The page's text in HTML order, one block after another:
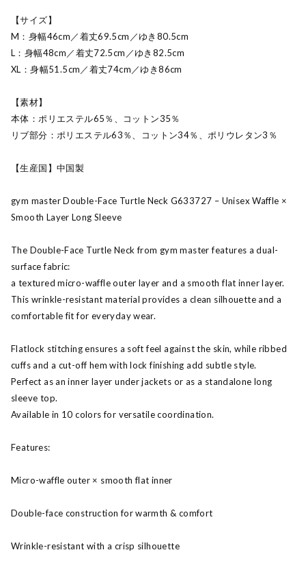
【サイズ】
M：身幅46cm／着丈69.5cm／ゆき80.5cm
L：身幅48cm／着丈72.5cm／ゆき82.5cm
XL：身幅51.5cm／着丈74cm／ゆき86cm
【素材】
本体：ポリエステル65％、コットン35％
リブ部分：ポリエステル63％、コットン34％、ポリウレタン3％
【生産国】中国製
gym master Double-Face Turtle Neck G633727 – Unisex Waffle ×
Smooth Layer Long Sleeve
The Double-Face Turtle Neck from gym master features a dual-
surface fabric:
a textured micro-waffle outer layer and a smooth flat inner layer.
This wrinkle-resistant material provides a clean silhouette and a
comfortable fit for everyday wear.
Flatlock stitching ensures a soft feel against the skin, while ribbed
cuffs and a cut-off hem with lock finishing add subtle style.
Perfect as an inner layer under jackets or as a standalone long
sleeve top.
Available in 10 colors for versatile coordination.
Features:
Micro-waffle outer × smooth flat inner
Double-face construction for warmth & comfort
Wrinkle-resistant with a crisp silhouette